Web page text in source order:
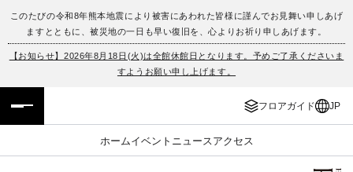
このたびの令和8年熊本地震により被害にあわれた皆様に謹んでお見舞い申しあげ
ますとともに、被災地の一日も早い復旧を、心よりお祈り申しあげます。
【お知らせ】2026年8月18日(火)は全館休館日となります。予めご了承くださいま
すようお願い申し上げます。
フロアガイド JP
ホームイベント ニュース アクセス
フロアガイド
イベント・ポップアップ
ニュース
ENGLISH
簡体字
한국어